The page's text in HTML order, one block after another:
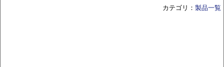
カテゴリ： 製品一覧